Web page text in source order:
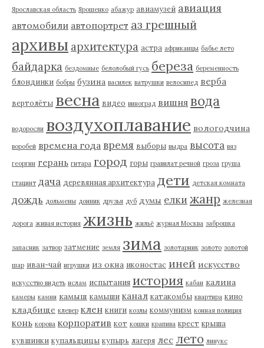
Ярославская область Ярошенко абажур авиамузей авиация
автомобили автопортрет аз грешный
архивы архитектура астра африканцы бабье лето
байдарка бездомные белолобый гусь береза беременность
блондинки бобры бузина василек ватрушки велосипед верба
вертолёты весна видео виноград вишня вода
водоросли воздухоплавание вологодчина
воробей времена года время выборы выдра высота вяз
георгин герань гитара город горы гравилат речной гроза груша
гтацинт дача деревянная архитектура дети детская комната
дождь дольмены донник друзья дуб думы елки жанр железная
дорога живая история жизнь жильё журнал Москва заброшка
запасник затвор затмение земля зима золотарник золото золотой
шар иван-чай игрушки из окна иконостас иней искусство
искусство видеть ислам испытания история кабан калина
камеры камни камыш камыши канал катакомбы квартира кино
кладбище клевер клен книги козлы коммунизм конная полиция
конь корова корпоратив кот кошки крапива крест крыша
кувшинки купальщицы купырь лагеря лес лето линукс